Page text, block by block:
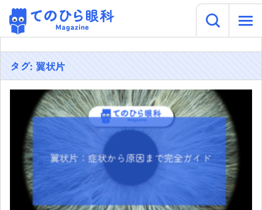
Skip
to
content
てのひら眼科 Magazine
タグ: 翼状片